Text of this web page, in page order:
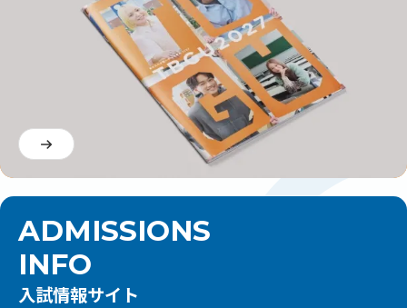
入試情報サイト
ADMISSIONS
INFO